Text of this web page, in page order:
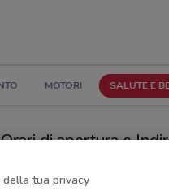
MOTORI SALUTE E
di apertura e
Negozi GrandVision by Avanzi a Rivoli
della tua privacy